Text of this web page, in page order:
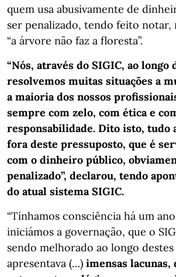
quem usa abusivamente de
ser penalizado, tendo feito notar,
“a árvore não faz a floresta”.
“Nós, através do SIGIC, ao longo
resolvemos muitas situações a
a maioria dos nossos
sempre com zelo, com ética e
responsabilidade. Dito isto, tudo
fora deste pressuposto, que é
com o dinheiro público,
penalizado”, declarou, tendo
do atual sistema SIGIC.
“Tínhamos consciência há um
iniciámos a governação, que o
sendo melhorado ao longo destes
apresentava (…) imensas lacunas,